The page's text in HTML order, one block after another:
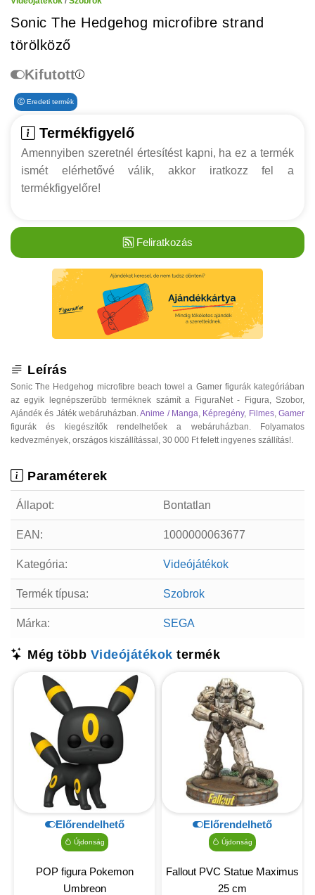
Sonic The Hedgehog microfibre strand
törölköző
Kifutott
Eredeti termék
Termékfigyelő
Amennyiben szeretnél értesítést kapni, ha ez a termék
ismét elérhetővé válik, akkor iratkozz fel a
termékfigyelőre!
Feliratkozás
Leírás
Sonic The Hedgehog microfibre beach towel a Gamer figurák kategóriában
az egyik legnépszerűbb terméknek számít a FiguraNet - Figura, Szobor,
Ajándék és Játék webáruházban.Anime / Manga Képregény, Filmes,Gamer
figurák és kiegészítők rendelhetőek a webáruházban. Folyamatos
kedvezmények, országos kiszállítással, 30 000 Ft felett ingyenes szállítás!.
Paraméterek
Állapot: Bontatlan
EAN: 1000000063677
Kategória: Videójátékok
Termék típusa: Szobrok
Márka: SEGA
Még több Videójátékok termék
Előrendelhető
Újdonság
POP figura Pokemon
Umbreon
Előrendelhető
Újdonság
Fallout PVC Statue Maximus
25 cm